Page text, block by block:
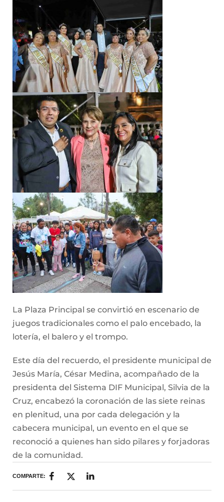
La Plaza Principal se convirtió en escenario de
juegos tradicionales como el palo encebado, la
lotería, el balero y el trompo.
Este día del recuerdo, el presidente municipal de
Jesús María, César Medina, acompañado de la
presidenta del Sistema DIF Municipal, Silvia de la
Cruz, encabezó la coronación de las siete reinas
en plenitud, una por cada delegación y la
cabecera municipal, un evento en el que se
reconoció a quienes han sido pilares y forjadoras
de la comunidad.
COMPARTE: